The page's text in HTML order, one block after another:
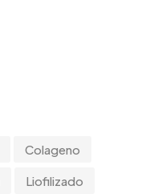
Colageno
Liofilizado